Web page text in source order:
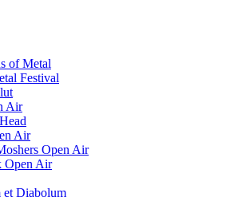
of Metal
Festival
Air
Air
Open Air
Open Air
et Diabolum